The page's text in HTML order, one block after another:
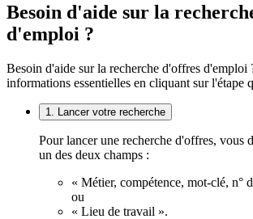
Besoin d'aide sur la
d'emploi ?
Besoin d'aide sur la recherche d'offres d'emploi
informations essentielles en cliquant sur l'étape
1. Lancer votre recherche
Pour lancer une recherche d'offres, vous
un des deux champs :
« Métier, compétence, mot-clé, n°
ou
« Lieu de travail ».